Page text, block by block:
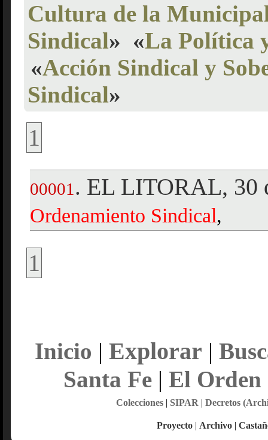
Cultura de la
Sindical» «La Política
«Acción Sindical y
Sindical»
1
00001 . EL LITORAL, 30
Ordenamiento Sindical,
1
Inicio | Explorar |
Santa Fe| El Orden
Colecciones| SIPAR | Decretos
Proyecto | Archivo |